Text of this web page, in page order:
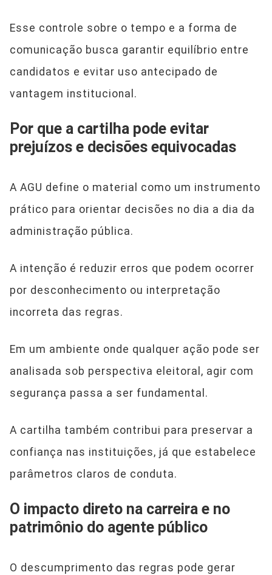
Esse controle sobre o tempo e a forma de
comunicação busca garantir equilíbrio entre
candidatos e evitar uso antecipado de
vantagem institucional.
Por que a cartilha pode evitar
prejuízos e decisões equivocadas
A AGU define o material como um instrumento
prático para orientar decisões no dia a dia da
administração pública.
A intenção é reduzir erros que podem ocorrer
por desconhecimento ou interpretação
incorreta das regras.
Em um ambiente onde qualquer ação pode ser
analisada sob perspectiva eleitoral, agir com
segurança passa a ser fundamental.
A cartilha também contribui para preservar a
confiança nas instituições, já que estabelece
parâmetros claros de conduta.
O impacto direto na carreira e no
patrimônio do agente público
O descumprimento das regras pode gerar